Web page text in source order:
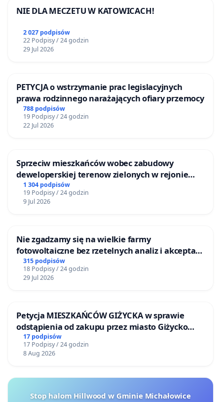
NIE DLA MECZETU W KATOWICACH!
2 027 podpisów
22 Podpisy / 24 godzin
29 Jul 2026
PETYCJA o wstrzymanie prac legislacyjnych
prawa rodzinnego narażających ofiary przemocy
788 podpisów
19 Podpisy / 24 godzin
22 Jul 2026
Sprzeciw mieszkańców wobec zabudowy
deweloperskiej terenow zielonych w rejonie
Bulwarów Straceńskich w Bielsku-Białej
1 304 podpisów
19 Podpisy / 24 godzin
9 Jul 2026
Nie zgadzamy się na wielkie farmy
fotowoltaiczne bez rzetelnych analiz i akceptacji
mieszkańców
315 podpisów
18 Podpisy / 24 godzin
29 Jul 2026
Petycja MIESZKAŃCÓW GIŻYCKA w sprawie
odstąpienia od zakupu przez miasto Giżycko
nieruchomości położonej nad jeziorem Niegocin
17 podpisów
17 Podpisy / 24 godzin
8 Aug 2026
Stop halom Hillwood w Gminie Michałowice